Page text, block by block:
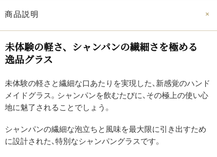
商品説明
未体験の​軽さ、​シャンパンの​繊細さを​極める​
逸品グラス
未体験の軽さと繊細な口あたりを実現した、新感覚のハンド
メイドグラス。シャンパンを飲むたびに、その極上の使い心
地に魅了されることでしょう。
シャンパンの繊細な泡立ちと風味を最大限に引き出すため
に設計された、特別なシャンパングラスです。